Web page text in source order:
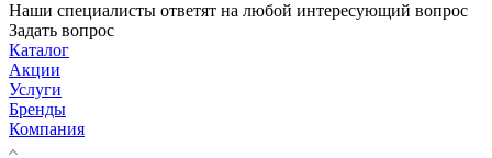
Наши специалисты ответят на любой интересующий вопрос
Задать вопрос
Каталог
Акции
Услуги
Бренды
Компания